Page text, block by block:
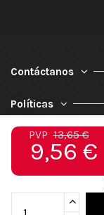
PVP13,65 €
9,56 €
Contáctanos
Políticas
Nuestra Empresa